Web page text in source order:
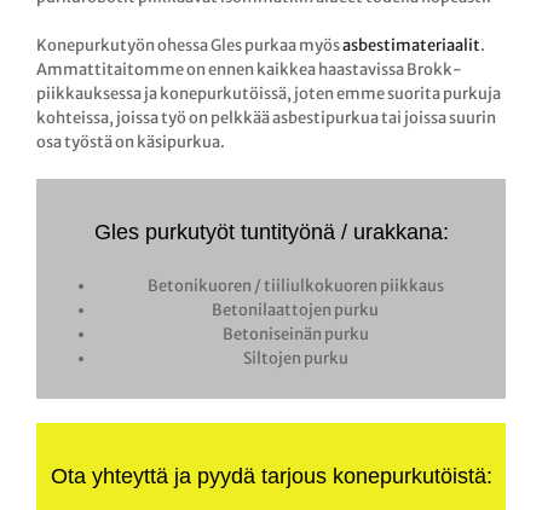
Konepurkutyön ohessa Gles purkaa myösasbestimateriaalit.
Ammattitaitomme on ennen kaikkea haastavissa Brokk-
piikkauksessa ja konepurkutöissä, joten emme suorita purkuja
kohteissa, joissa työ on pelkkää asbestipurkua tai joissa suurin
osa työstä on käsipurkua.
Gles purkutyöt tuntityönä / urakkana:
Betonikuoren / tiiliulkokuoren piikkaus
Betonilaattojen purku
Betoniseinän purku
Siltojen purku
Ota yhteyttä ja pyydä tarjous konepurkutöistä: